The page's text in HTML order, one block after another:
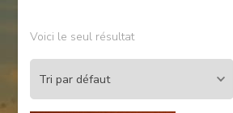
Voici le seul résultat